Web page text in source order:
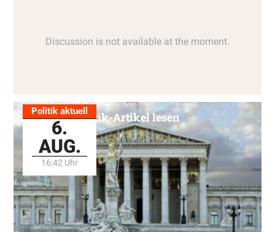
Politik aktuell
6.
AUG.
16:42 Uhr
Alle Politik-Artikel lesen